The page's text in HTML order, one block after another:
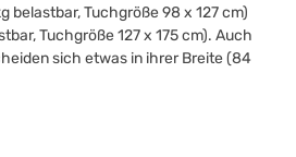
belastbar, Tuchgröße 98 x 127 cm)
Tuchgröße 127 x 175 cm). Auch
sich etwas in ihrer Breite (84